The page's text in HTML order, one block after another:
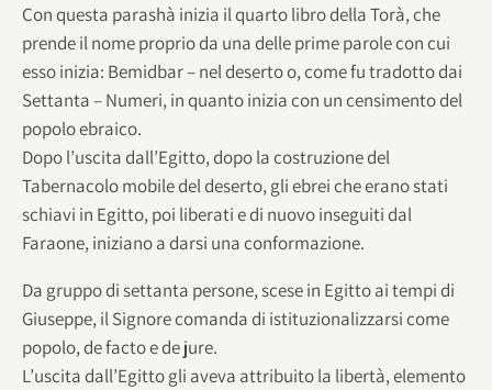
Con questa parashà inizia il quarto libro della Torà, che
prende il nome proprio da una delle prime parole con cui
esso inizia: Bemidbar – nel deserto o, come fu tradotto dai
Settanta – Numeri, in quanto inizia con un censimento del
popolo ebraico.
Dopo l’uscita dall’Egitto, dopo la costruzione del
Tabernacolo mobile del deserto, gli ebrei che erano stati
schiavi in Egitto, poi liberati e di nuovo inseguiti dal
Faraone, iniziano a darsi una conformazione.
Da gruppo di settanta persone, scese in Egitto ai tempi di
Giuseppe, il Signore comanda di istituzionalizzarsi come
popolo, de facto e de jure.
L’uscita dall’Egitto gli aveva attribuito la libertà, elemento